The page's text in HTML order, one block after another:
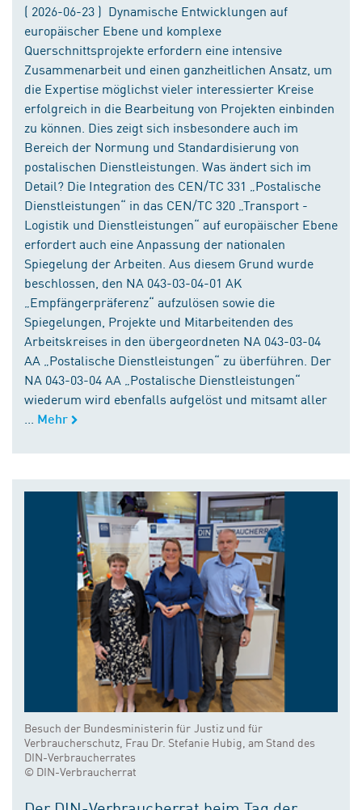
( 2026-06-23 ) Dynamische Entwicklungen auf
europäischer Ebene und komplexe
Querschnittsprojekte erfordern eine intensive
Zusammenarbeit und einen ganzheitlichen Ansatz, um
die Expertise möglichst vieler interessierter Kreise
erfolgreich in die Bearbeitung von Projekten einbinden
zu können. Dies zeigt sich insbesondere auch im
Bereich der Normung und Standardisierung von
postalischen Dienstleistungen. Was ändert sich im
Detail? Die Integration des CEN/TC 331 „Postalische
Dienstleistungen“ in das CEN/TC 320 „Transport -
Logistik und Dienstleistungen“ auf europäischer Ebene
erfordert auch eine Anpassung der nationalen
Spiegelung der Arbeiten. Aus diesem Grund wurde
beschlossen, den NA 043-03-04-01 AK
„Empfängerpräferenz“ aufzulösen sowie die
Spiegelungen, Projekte und Mitarbeitenden des
Arbeitskreises in den übergeordneten NA 043-03-04
AA „Postalische Dienstleistungen“ zu überführen. Der
NA 043-03-04 AA „Postalische Dienstleistungen“
wiederum wird ebenfalls aufgelöst und mitsamt aller
Mehr
Besuch der Bundesministerin für Justiz und für
Verbraucherschutz, Frau Dr. Stefanie Hubig, am Stand des
DIN-Verbraucherrates
© DIN-Verbraucherrat